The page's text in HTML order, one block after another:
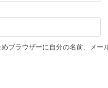
ブラウザーに自分の名前、メー